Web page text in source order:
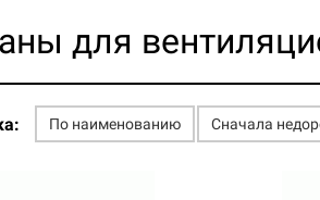
для
По наименованию Сначала